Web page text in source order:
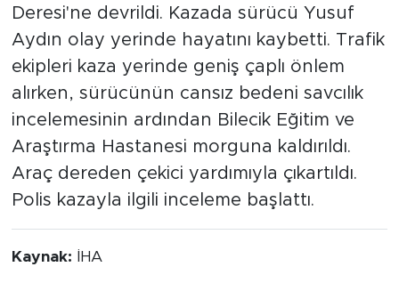
Deresi'ne devrildi. Kazada sürücü Yusuf
Aydın olay yerinde hayatını kaybetti. Trafik
ekipleri kaza yerinde geniş çaplı önlem
alırken, sürücünün cansız bedeni savcılık
incelemesinin ardından Bilecik Eğitim ve
Araştırma Hastanesi morguna kaldırıldı.
Araç dereden çekici yardımıyla çıkartıldı.
Polis kazayla ilgili inceleme başlattı.
Kaynak: İHA